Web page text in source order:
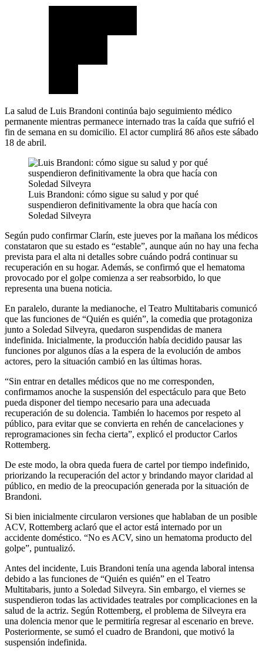
La salud de Luis Brandoni continúa bajo seguimiento médico
permanente mientras permanece internado tras la caída que sufrió el
fin de semana en su domicilio. El actor cumplirá 86 años este sábado
18 de abril.
Luis Brandoni: cómo sigue su salud y por qué
suspendieron definitivamente la obra que hacía con
Soledad Silveyra
Según pudo confirmar Clarín, este jueves por la mañana los médicos
constataron que su estado es “estable”, aunque aún no hay una fecha
prevista para el alta ni detalles sobre cuándo podrá continuar su
recuperación en su hogar. Además, se confirmó que el hematoma
provocado por el golpe comienza a ser reabsorbido, lo que
representa una buena noticia.
En paralelo, durante la medianoche, el Teatro Multitabaris comunicó
que las funciones de “Quién es quién”, la comedia que protagoniza
junto a Soledad Silveyra, quedaron suspendidas de manera
indefinida. Inicialmente, la producción había decidido pausar las
funciones por algunos días a la espera de la evolución de ambos
actores, pero la situación cambió en las últimas horas.
“Sin entrar en detalles médicos que no me corresponden,
confirmamos anoche la suspensión del espectáculo para que Beto
pueda disponer del tiempo necesario para una adecuada
recuperación de su dolencia. También lo hacemos por respeto al
público, para evitar que se convierta en rehén de cancelaciones y
reprogramaciones sin fecha cierta”, explicó el productor Carlos
Rottemberg.
De este modo, la obra queda fuera de cartel por tiempo indefinido,
priorizando la recuperación del actor y brindando mayor claridad al
público, en medio de la preocupación generada por la situación de
Brandoni.
Si bien inicialmente circularon versiones que hablaban de un posible
ACV, Rottemberg aclaró que el actor está internado por un
accidente doméstico. “No es ACV, sino un hematoma producto del
golpe”, puntualizó.
Antes del incidente, Luis Brandoni tenía una agenda laboral intensa
debido a las funciones de “Quién es quién” en el Teatro
Multitabaris, junto a Soledad Silveyra. Sin embargo, el viernes se
suspendieron todas las actividades teatrales por complicaciones en la
salud de la actriz. Según Rottemberg, el problema de Silveyra era
una dolencia menor que le permitiría regresar al escenario en breve.
Posteriormente, se sumó el cuadro de Brandoni, que motivó la
suspensión indefinida.